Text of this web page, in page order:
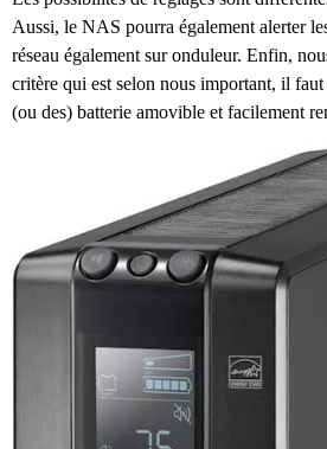
Aussi, le NAS pourra également alerter
réseau également sur onduleur. Enfin,
critère qui est selon nous important, il
(ou des) batterie amovible et facilement